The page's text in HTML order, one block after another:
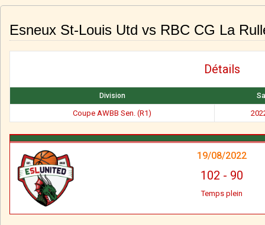
Esneux St-Louis Utd vs RBC CG La
Détails
Division
Coupe AWBB Sen. (R1)
19/08/2022
102 - 90
Temps plein